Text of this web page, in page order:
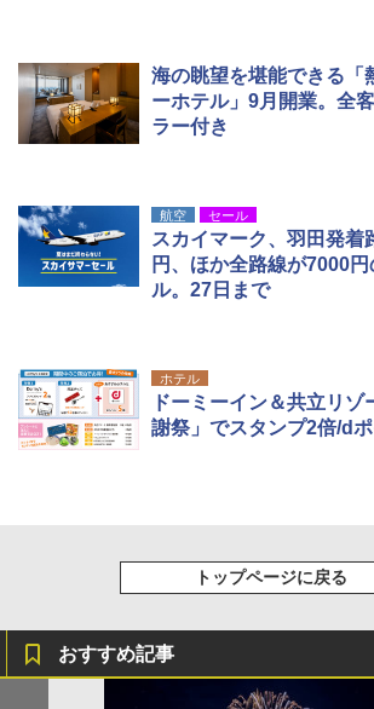
海の眺望を堪能できる「
ーホテル」9月開業。全
ラー付き
航空 セール
スカイマーク、羽田発着
円、ほか全路線が7000
ル。27日まで
ホテル
ドーミーイン＆共立リゾ
謝祭」でスタンプ2倍/d
トップページに戻る
おすすめ記事